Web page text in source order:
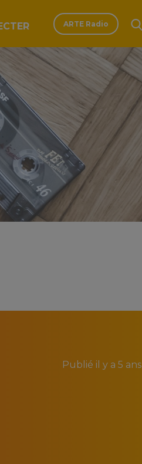
ARTE Radio
Publié il y a 5 ans